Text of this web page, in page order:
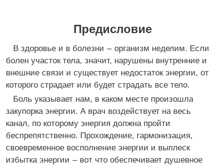
Предисловие
В здоровье и в болезни – организм неделим. Если
болен участок тела, значит, нарушены внутренние и
внешние связи и существует недостаток энергии, от
которого страдает или будет страдать все тело.
Боль указывает нам, в каком месте произошла
закупорка энергии. А врач воздействует на весь
канал, по которому энергия должна пройти
беспрепятственно. Прохождение, гармонизация,
своевременное восполнение энергии и выплеск
избытка энергии – вот что обеспечивает душевное